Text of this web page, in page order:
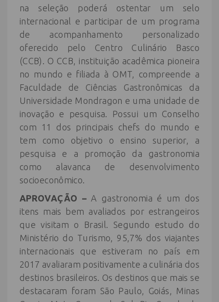
na seleção poderá ostentar um selo
internacional e participar de um programa
de acompanhamento personalizado
oferecido pelo Centro Culinário Basco
(CCB). O CCB, instituição acadêmica pioneira
no mundo e filiada à OMT, compreende a
Faculdade de Ciências Gastronômicas da
Universidade Mondragon e uma unidade de
inovação e pesquisa. Possui um Conselho
com 11 dos principais chefs do mundo e
tem como objetivo o ensino superior, a
pesquisa e a promoção da gastronomia
como alavanca de desenvolvimento
socioeconômico.
APROVAÇÃO –A gastronomia é um dos
itens mais bem avaliados por estrangeiros
que visitam o Brasil. Segundo estudo do
Ministério do Turismo, 95,7% dos viajantes
internacionais que estiveram no país em
2017 avaliaram positivamente a culinária dos
destinos brasileiros. Os destinos que mais se
destacaram foram São Paulo, Goiás, Minas